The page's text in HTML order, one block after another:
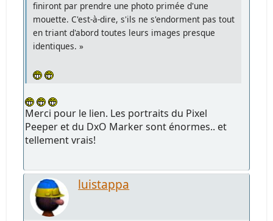
finiront par prendre une photo primée d'une
mouette. C'est-à-dire, s'ils ne s'endorment pas tout
en triant d'abord toutes leurs images presque
identiques. »
Merci pour le lien. Les portraits du Pixel
Peeper et du DxO Marker sont énormes.. et
tellement vrais!
luistappa